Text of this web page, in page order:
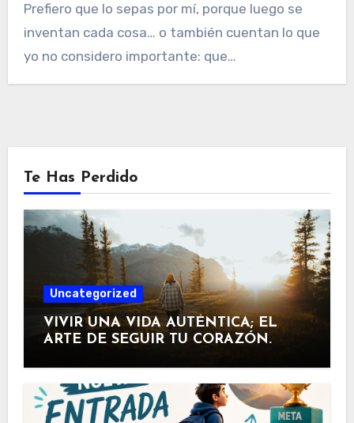
Prefiero que lo sepas por mí, porque luego se
inventan cada cosa… o también cuentan lo que
yo no considero importante: que…
Te Has Perdido
Uncategorized
VIVIR UNA VIDA AUTÉNTICA; EL
ARTE DE SEGUIR TU CORAZÓN.